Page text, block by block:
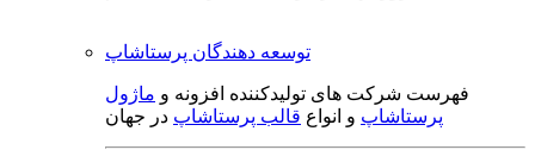
توسعه دهندگان پرستاشاپ
فهرست شرکت های تولیدکننده افزونه و ماژول
پرستاشاپ و انواع قالب پرستاشاپ در جهان